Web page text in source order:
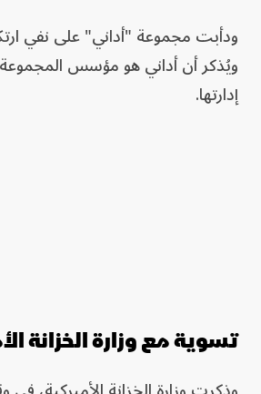
ودأبت مجموعة "أداني" على نفي
ويُذكر أن أداني هو مؤسس
إدارتها.
تسوية مع وزارة الخزانة